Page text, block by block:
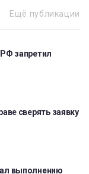
Ещё публикации
запретил
сверять заявку
выполнению